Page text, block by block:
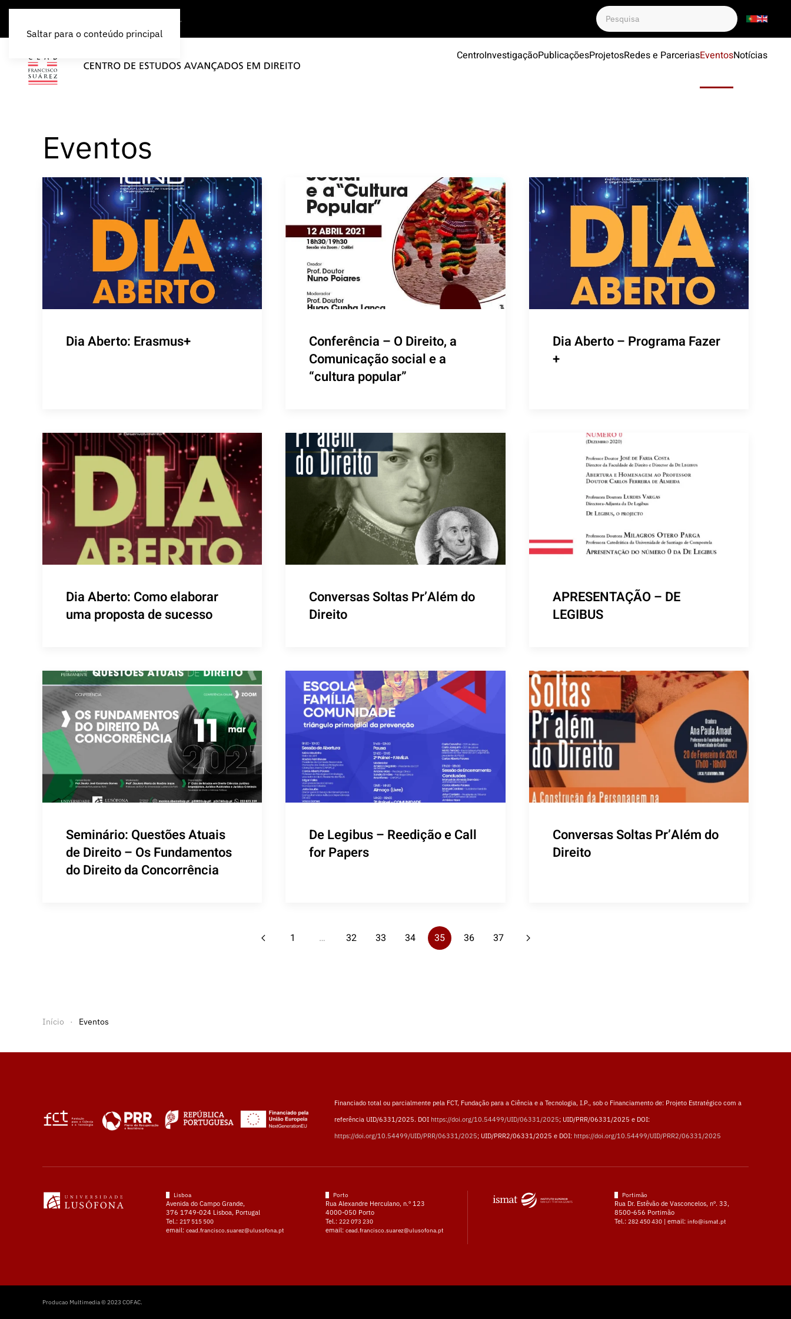
Saltar para o conteúdo principal
CentroInvestigaçãoPublicaçõesProjetosRedes e ParceriasEventosNotícias
Eventos
Dia Aberto: Erasmus+
Conferência – O Direito, a
Comunicação social e a
“cultura popular”
Dia Aberto – Programa Fazer
+
Dia Aberto: Como elaborar
uma proposta de sucesso
Conversas Soltas Pr’Além do
Direito
APRESENTAÇÃO – DE
LEGIBUS
Seminário: Questões Atuais
de Direito – Os Fundamentos
do Direito da Concorrência
De Legibus – Reedição e Call
for Papers
Conversas Soltas Pr’Além do
Direito
1 … 32 33 34 35 36 37
Início Eventos
Financiado total ou parcialmente pela FCT, Fundação para a Ciência e a Tecnologia, I.P., sob o Financiamento de: Projeto Estratégico com a
referência UID/6331/2025. DOI https://doi.org/10.54499/UID/06331/2025; UID/PRR/06331/2025 e DOI:
https://doi.org/10.54499/UID/PRR/06331/2025; UID/PRR2/06331/2025 e DOI: https://doi.org/10.54499/UID/PRR2/06331/2025
Lisboa
Avenida do Campo Grande,
376 1749-024 Lisboa, Portugal
Tel.: 217 515 500
email: cead.francisco.suarez@ulusofona.pt
Porto
Rua Alexandre Herculano, n.º 123
4000-050 Porto
Tel.: 222 073 230
email: cead.francisco.suarez@ulusofona.pt
Portimão
Rua Dr. Estêvão de Vasconcelos, nº. 33,
8500-656 Portimão
Tel.:282 450 430 | email:info@ismat.pt
Producao Multimedia © 2023 COFAC.